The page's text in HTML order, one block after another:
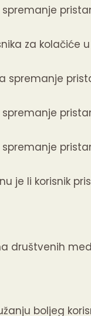
za kolačiće
spremanje
je li korisnik
društvenih
boljeg